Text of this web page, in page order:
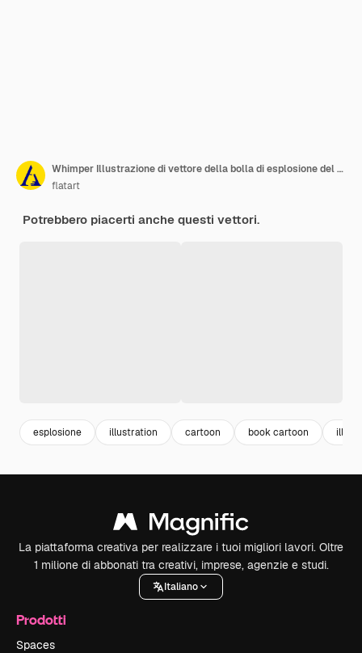
Whimper Illustrazione di vettore della bolla di esplosione del libro di fumetti
flatart
Potrebbero piacerti anche questi vettori.
esplosione illustration cartoon book cartoon
La piattaforma creativa per realizzare i tuoi migliori lavori. Oltre
1 milione di abbonati tra creativi, imprese, agenzie e studi.
Italiano
Prodotti
Spaces